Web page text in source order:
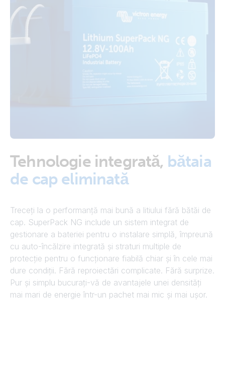
Tehnologie integrată, bătaia
de cap eliminată
Treceți la o performanță mai bună a litiului fără bătăi de
cap. SuperPack NG include un sistem integrat de
gestionare a bateriei pentru o instalare simplă, împreună
cu auto-încălzire integrată și straturi multiple de
protecție pentru o funcționare fiabilă chiar și în cele mai
dure condiții. Fără reproiectări complicate. Fără surprize.
Pur și simplu bucurați-vă de avantajele unei densități
mai mari de energie într-un pachet mai mic și mai ușor.